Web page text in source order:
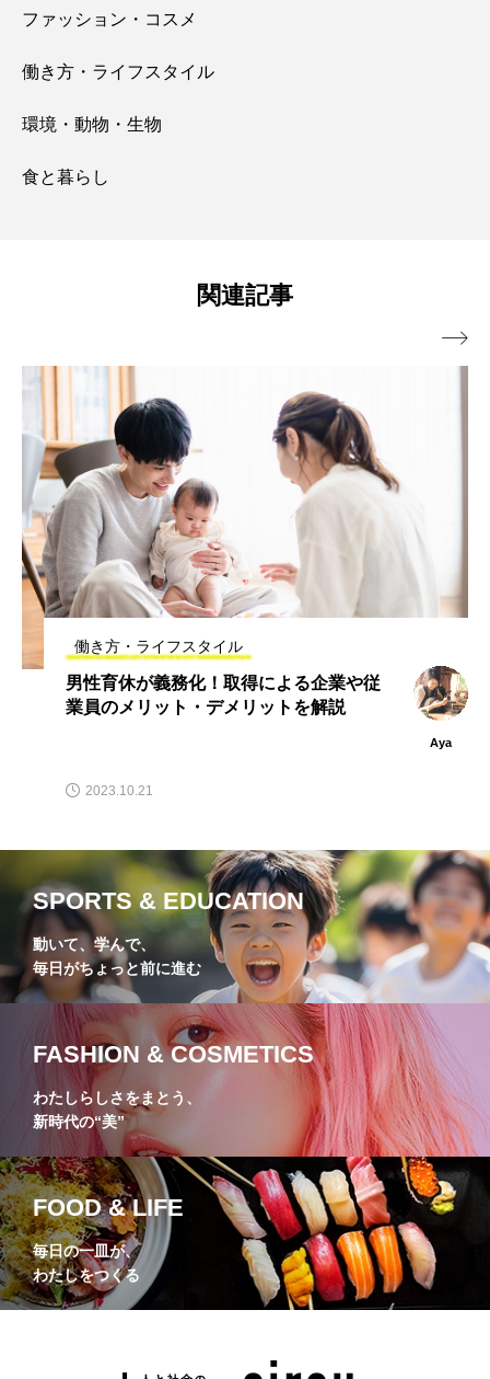
ファッション・コスメ
働き方・ライフスタイル
環境・動物・生物
食と暮らし
関連記事
働き方・ライフスタイル
男性育休が義務化！取得による企業や従
業員のメリット・デメリットを解説
Aya
2023.10.21

SPORTS & EDUCATION
動いて、学んで、
毎日がちょっと前に進む
FASHION & COSMETICS
わたしらしさをまとう、
新時代の“美”
FOOD & LIFE
毎日の一皿が、
わたしをつくる